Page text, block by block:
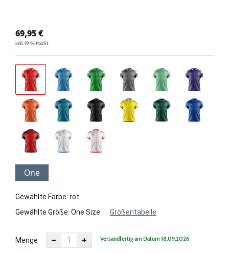
69,95€
inkl. 19 % MwSt.
One
Gewählte Farbe: rot
Gewählte Größe: One Size Größentabelle
Menge Versandfertig am Datum 18.09.2026